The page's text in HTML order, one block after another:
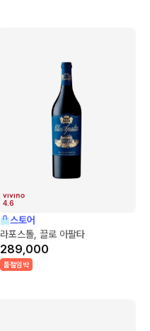
4.6
스토어
라포스톨, 끌로 아팔타
289,000
품절임박